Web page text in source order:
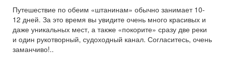
Путешествие по обеим «штанинам» обычно занимает 10-
12 дней. За это время вы увидите очень много красивых и
даже уникальных мест, а также «покорите» сразу две реки
и один рукотворный, судоходный канал. Согласитесь, очень
заманчиво!..